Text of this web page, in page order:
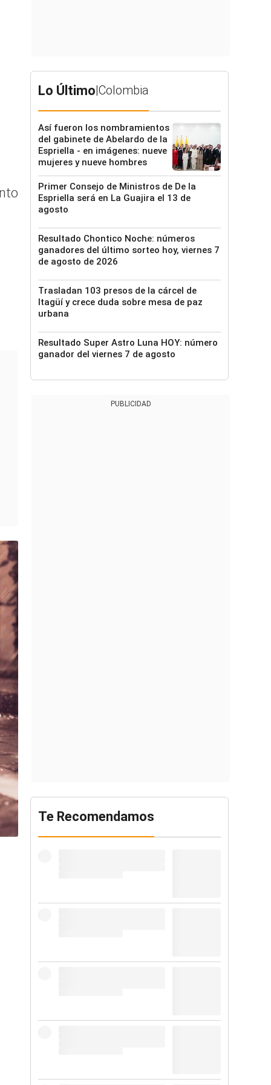
Lo Último|Colombia
Así fueron los nombramientos
del gabinete de Abelardo de la
Espriella - en imágenes: nueve
mujeres y nueve hombres
Primer Consejo de Ministros de De la
Espriella será en La Guajira el 13 de
agosto
Resultado Chontico Noche: números
ganadores del último sorteo hoy, viernes 7
de agosto de 2026
Trasladan 103 presos de la cárcel de
Itagüí y crece duda sobre mesa de paz
urbana
Resultado Super Astro Luna HOY: número
ganador del viernes 7 de agosto
PUBLICIDAD
Te Recomendamos